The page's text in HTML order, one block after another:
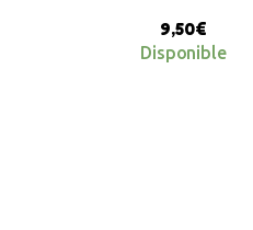
9,50€
Disponible